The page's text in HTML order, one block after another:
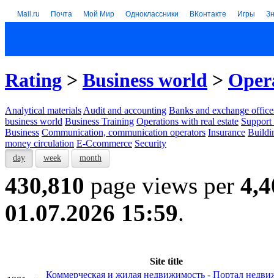
Mail.ru Почта Мой Мир Одноклассники ВКонтакте Игры
Rating > Business world >
Analytical materials Audit and accounting Banks and exchange
business world Business Training Operations with real estate Support
Business Communication, communication operators Insurance
money circulation E-Ccommerce Security
day week month
430,810 page views per
01.07.2026 15:59.
Site title
Коммерческая и жилая недвижимость - Портал